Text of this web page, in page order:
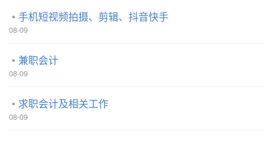
手机短视频拍摄、剪辑、抖音快手
08-09
兼职会计
08-09
求职会计及相关工作
08-09